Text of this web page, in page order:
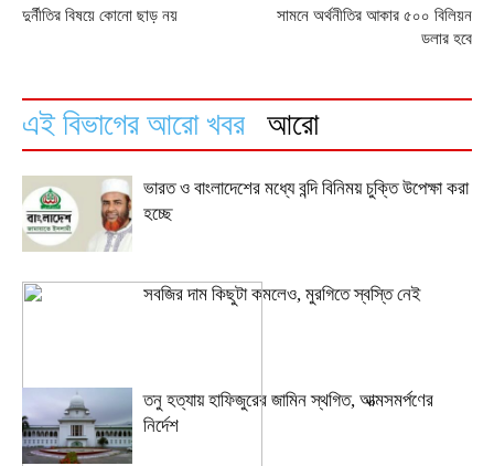
দুর্নীতির বিষয়ে কোনো ছাড় নয়
সামনে অর্থনীতির আকার ৫০০ বিলিয়ন
ডলার হবে
এই বিভাগের আরো খবর আরো
ভারত ও বাংলাদেশের মধ্যে বন্দি বিনিময় চুক্তি উপেক্ষা করা
হচ্ছে
সবজির দাম কিছুটা কমলেও, মুরগিতে স্বস্তি নেই
তনু হত্যায় হাফিজুরের জামিন স্থগিত, আত্মসমর্পণের
নির্দেশ